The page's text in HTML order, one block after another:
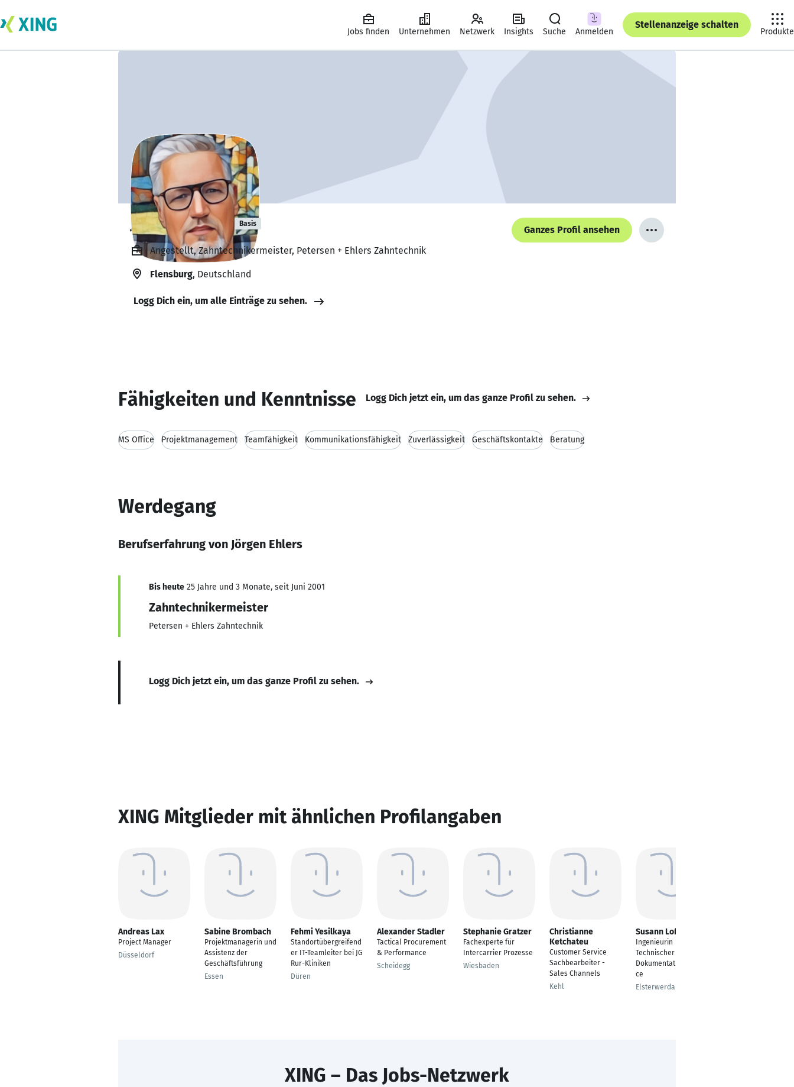
Jobs finden Unternehmen Netzwerk Insights Suche Anmelden
Stellenanzeige schalten
Produkte
Jörgen Ehlers Basis
Ganzes Profil ansehen
Angestellt, Zahntechnikermeister, Petersen + Ehlers Zahntechnik
Flensburg, Deutschland
Logg Dich ein, um alle Einträge zu sehen.
Fähigkeiten und Kenntnisse Logg Dich jetzt ein, um das ganze Profil zu sehen.
MS Office Projektmanagement Teamfähigkeit Kommunikationsfähigkeit Zuverlässigkeit Geschäftskontakte Beratung
Werdegang
Berufserfahrung von Jörgen Ehlers
Bis heute 25 Jahre und 3 Monate, seit Juni 2001
Zahntechnikermeister
Petersen + Ehlers Zahntechnik
Logg Dich jetzt ein, um das ganze Profil zu sehen.
XING Mitglieder mit ähnlichen Profilangaben
Andreas Lax
Project Manager
Düsseldorf
Sabine Brombach
Projektmanagerin und
Assistenz der
Geschäftsführung
Essen
Fehmi Yesilkaya
Standortübergreifend
er IT-Teamleiter bei JG
Rur-Kliniken
Düren
Alexander Stadler
Tactical Procurement
& Performance
Scheidegg
Stephanie Gratzer
Fachexperte für
Intercarrier Prozesse
Wiesbaden
Christianne
Ketchateu
Customer Service
Sachbearbeiter -
Sales Channels
Kehl
Susann Loßmann
Ingenieurin
Technischer
Dokumentationsservi
ce
Elsterwerda
XING – Das Jobs-Netzwerk